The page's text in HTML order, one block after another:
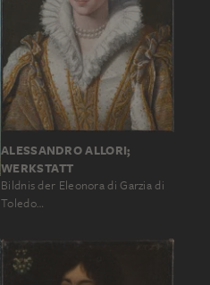
ALESSANDRO ALLORI;
WERKSTATT
Bildnis der Eleonora di Garzia di
Toledo…